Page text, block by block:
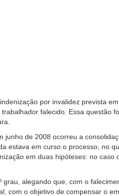
por invalidez prevista
falecido. Essa questão
de 2008 ocorreu a
estava em curso o processo, no
em duas hipóteses: no
alegando que, com o
com o objetivo de compensar o